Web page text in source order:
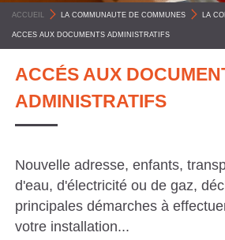
C
O
M
U
N
E
S
P
Y
ACCUEIL LA COMMUNAUTE DE COMMUNES LA
ACCES AUX DOCUMENTS ADMINISTRATIFS
ACCÉS AUX
ADMINISTRATIFS
Nouvelle adresse, enfants,
d'eau, d'électricité ou de gaz,
principales démarches à
votre installation...